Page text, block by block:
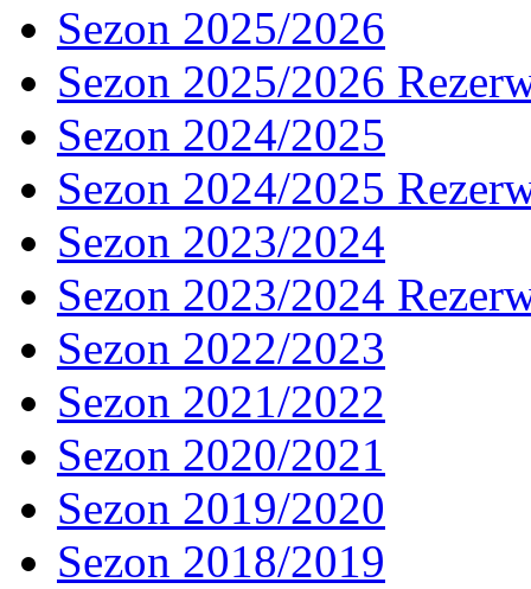
Sezon 2025/2026
Sezon 2025/2026
Sezon 2024/2025
Sezon 2024/2025
Sezon 2023/2024
Sezon 2023/2024
Sezon 2022/2023
Sezon 2021/2022
Sezon 2020/2021
Sezon 2019/2020
Sezon 2018/2019